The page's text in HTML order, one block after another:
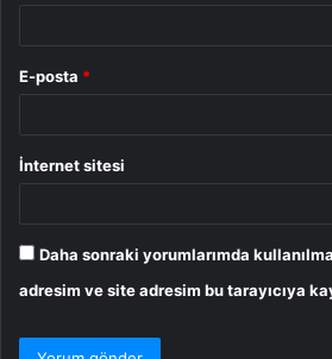
E-posta *
İnternet sitesi
Daha sonraki yorumlarımda
adresim ve site adresim bu tarayıcıya